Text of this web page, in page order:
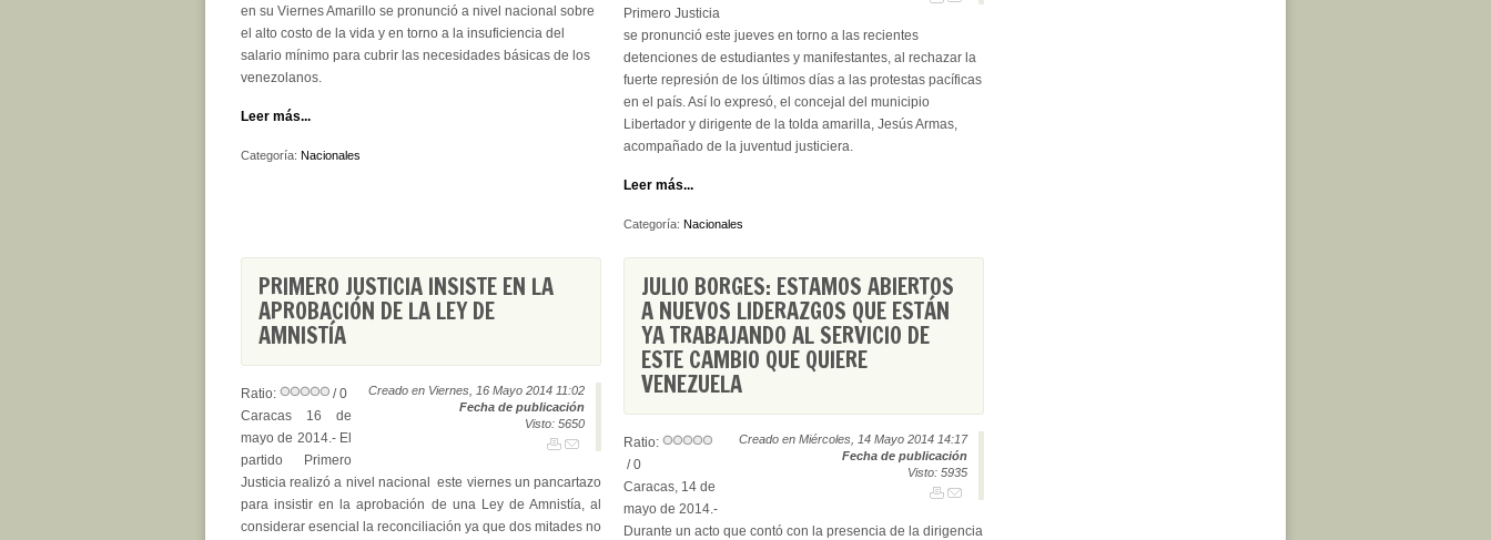
en su Viernes Amarillo se pronunció a nivel nacional sobre
el alto costo de la vida y en torno a la insuficiencia del
salario mínimo para cubrir las necesidades básicas de los
venezolanos.
Leer más...
Categoría: Nacionales
Primero Justicia
se pronunció este jueves en torno a las recientes
detenciones de estudiantes y manifestantes, al rechazar la
fuerte represión de los últimos días a las protestas pacíficas
en el país. Así lo expresó, el concejal del municipio
Libertador y dirigente de la tolda amarilla, Jesús Armas,
acompañado de la juventud justiciera.
Leer más...
Categoría: Nacionales
PRIMERO JUSTICIA INSISTE EN LA
APROBACIÓN DE LA LEY DE
AMNISTÍA
Creado en Viernes, 16 Mayo 2014 11:02
Fecha de publicación
Visto: 5650
Ratio:
/ 0
Caracas 16 de
mayo de 2014.- El
partido Primero
Justicia realizó a nivel nacional este viernes un pancartazo
para insistir en la aprobación de una Ley de Amnistía, al
considerar esencial la reconciliación ya que dos mitades no
JULIO BORGES: ESTAMOS ABIERTOS
A NUEVOS LIDERAZGOS QUE ESTÁN
YA TRABAJANDO AL SERVICIO DE
ESTE CAMBIO QUE QUIERE
VENEZUELA
Creado en Miércoles, 14 Mayo 2014 14:17
Fecha de publicación
Visto: 5935
Ratio:
/ 0
Caracas, 14 de
mayo de 2014.-
Durante un acto que contó con la presencia de la dirigencia